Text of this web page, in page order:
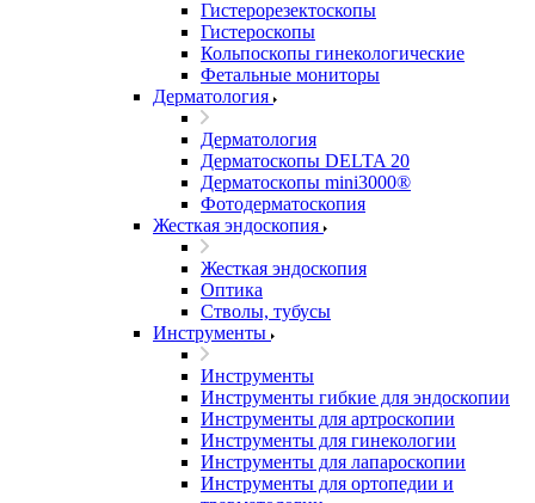
Гистерорезектоскопы
Гистероскопы
Кольпоскопы гинекологические
Фетальные мониторы
Дерматология
Дерматология
Дерматоскопы DELTA 20
Дерматоскопы mini3000®
Фотодерматоскопия
Жесткая эндоскопия
Жесткая эндоскопия
Оптика
Стволы, тубусы
Инструменты
Инструменты
Инструменты гибкие для эндоскопии
Инструменты для артроскопии
Инструменты для гинекологии
Инструменты для лапароскопии
Инструменты для ортопедии и